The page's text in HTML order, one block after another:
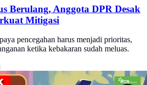
Berulang, Anggota DPR Desak
Mitigasi
pencegahan harus menjadi prioritas,
ketika kebakaran sudah meluas.